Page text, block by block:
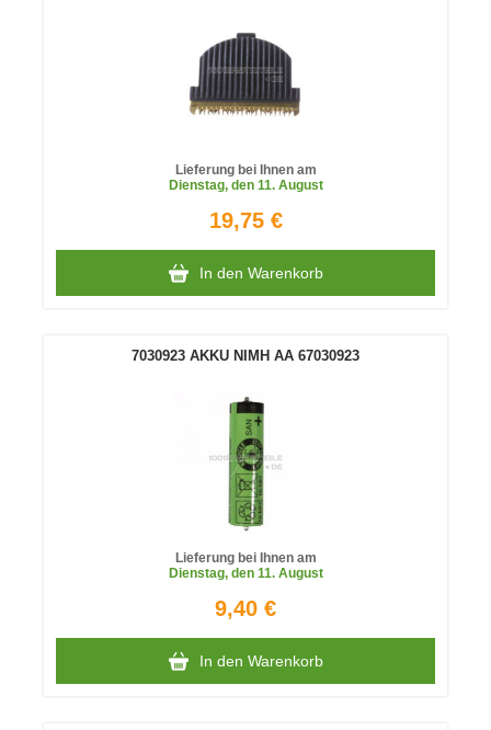
Lieferung bei Ihnen am
Dienstag, den 11. August
19,75 €
In den Warenkorb
7030923 AKKU NIMH AA 67030923
Lieferung bei Ihnen am
Dienstag, den 11. August
9,40 €
In den Warenkorb